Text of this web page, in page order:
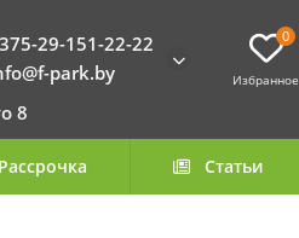
29-151-22-22
park.by
0
Избранное
8
Рассрочка Статьи